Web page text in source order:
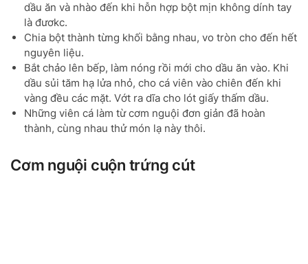
dầu ăn và nhào đến khi hỗn hợp bột mịn không dính tay
là đươkc.
Chia bột thành từng khối bằng nhau, vo tròn cho đến hết
nguyên liệu.
Bắt chảo lên bếp, làm nóng rồi mới cho dầu ăn vào. Khi
dầu sủi tăm hạ lửa nhỏ, cho cá viên vào chiên đến khi
vàng đều các mặt. Vớt ra dĩa cho lót giấy thấm dầu.
Những viên cá làm từ cơm nguội đơn giản đã hoàn
thành, cùng nhau thử món lạ này thôi.
Cơm nguội cuộn trứng cút